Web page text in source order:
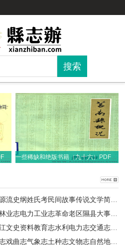
一些稀缺和绝版书籍（九十七）PDF电子版 一些稀缺和绝版书籍（九十六）PDF电子版
一些稀缺和绝版书籍（九十五）PDF电子版